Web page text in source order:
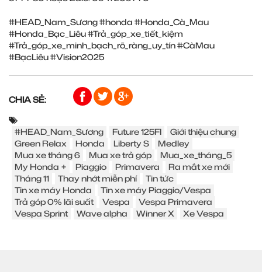
#HEAD_Nam_Sương#honda #Honda_Cà_Mau
#Honda_Bạc_Liêu#Trả_góp_xe_tiết_kiệm
#Trả_góp_xe_minh_bạch_rõ_ràng_uy_tín#CàMau
#BạcLiêu#Vision2025
CHIA SẺ:
#HEAD_Nam_Sương Future 125FI
Giới thiệu chung
Green Relax
Honda Liberty S
Medley
Mua xe tháng 6
Mua xe trả góp
Mua_xe_tháng_5
My Honda +
Piaggio Primavera
Ra mắt xe mới
Tháng 11
Thay nhớt miễn phí
Tin tức
Tin xe máy Honda
Tin xe máy Piaggio/Vespa
Trả góp 0% lãi suất
Vespa
Vespa Primavera
Vespa Sprint
Wave alpha Winner X Xe Vespa